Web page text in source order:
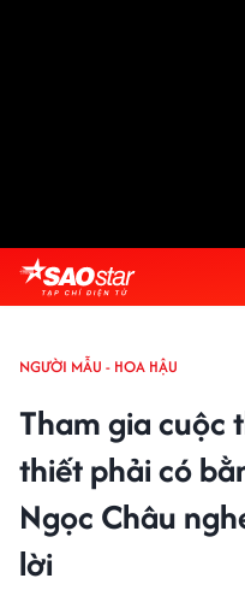
NGƯỜI MẪU - HOA HẬU
Tham gia cuộc
thiết phải có
Ngọc Châu
lời